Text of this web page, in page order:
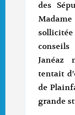
des
Janéaz
tentait
de
grande